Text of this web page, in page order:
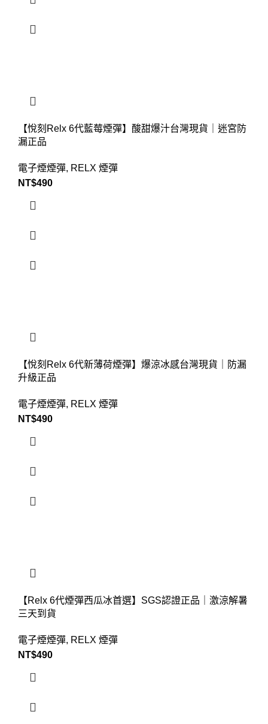
【悅刻Relx 6代藍莓煙彈】酸甜爆汁台灣現貨｜迷宮防
漏正品
電子煙煙彈, RELX 煙彈
NT$490
【悅刻Relx 6代新薄荷煙彈】爆涼冰感台灣現貨｜防漏
升級正品
電子煙煙彈, RELX 煙彈
NT$490
【Relx 6代煙彈西瓜冰首選】SGS認證正品｜激涼解暑
三天到貨
電子煙煙彈, RELX 煙彈
NT$490